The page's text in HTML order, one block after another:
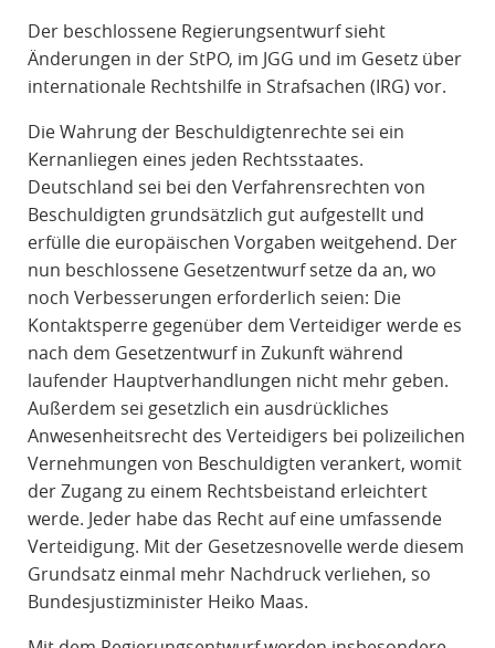
Der beschlossene Regierungsentwurf sieht
Änderungen in der StPO, im JGG und im Gesetz über
internationale Rechtshilfe in Strafsachen (IRG) vor.
Die Wahrung der Beschuldigtenrechte sei ein
Kernanliegen eines jeden Rechtsstaates.
Deutschland sei bei den Verfahrensrechten von
Beschuldigten grundsätzlich gut aufgestellt und
erfülle die europäischen Vorgaben weitgehend. Der
nun beschlossene Gesetzentwurf setze da an, wo
noch Verbesserungen erforderlich seien: Die
Kontaktsperre gegenüber dem Verteidiger werde es
nach dem Gesetzentwurf in Zukunft während
laufender Hauptverhandlungen nicht mehr geben.
Außerdem sei gesetzlich ein ausdrückliches
Anwesenheitsrecht des Verteidigers bei polizeilichen
Vernehmungen von Beschuldigten verankert, womit
der Zugang zu einem Rechtsbeistand erleichtert
werde. Jeder habe das Recht auf eine umfassende
Verteidigung. Mit der Gesetzesnovelle werde diesem
Grundsatz einmal mehr Nachdruck verliehen, so
Bundesjustizminister Heiko Maas.